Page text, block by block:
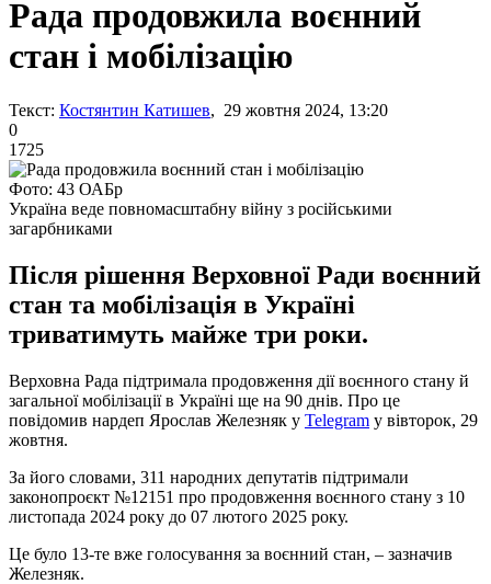
Рада продовжила воєнний
стан і мобілізацію
Текст: Костянтин Катишев, 29 жовтня 2024, 13:20
0
1725
Фото: 43 ОАБр
Україна веде повномасштабну війну з російськими
загарбниками
Після рішення Верховної Ради воєнний
стан та мобілізація в Україні
триватимуть майже три роки.
Верховна Рада підтримала продовження дії воєнного стану й
загальної мобілізації в Україні ще на 90 днів. Про це
повідомив нардеп Ярослав Железняк у Telegram у вівторок, 29
жовтня.
За його словами, 311 народних депутатів підтримали
законопроєкт №12151 про продовження воєнного стану з 10
листопада 2024 року до 07 лютого 2025 року.
Це було 13-те вже голосування за воєнний стан, – зазначив
Железняк.